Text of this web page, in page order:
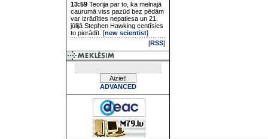
13:59 Teorija par to, ka melnajā
caurumā viss pazūd bez pēdām
var izrādīties nepatiesa un 21.
jūlijā Stephen Hawking centīsies
to pierādīt. [new scientist]
[RSS]
ADVANCED